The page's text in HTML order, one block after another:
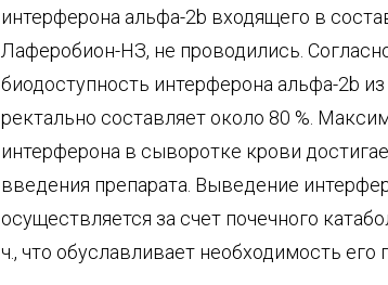
интерферона альфа-2b входящего в
Лаферобион-НЗ, не проводились.
биодоступность интерферона альфа-2b
ректально составляет около 80 %.
интерферона в сыворотке крови
введения препарата. Выведение
осуществляется за счет почечного
ч., что обуславливает необходимость его